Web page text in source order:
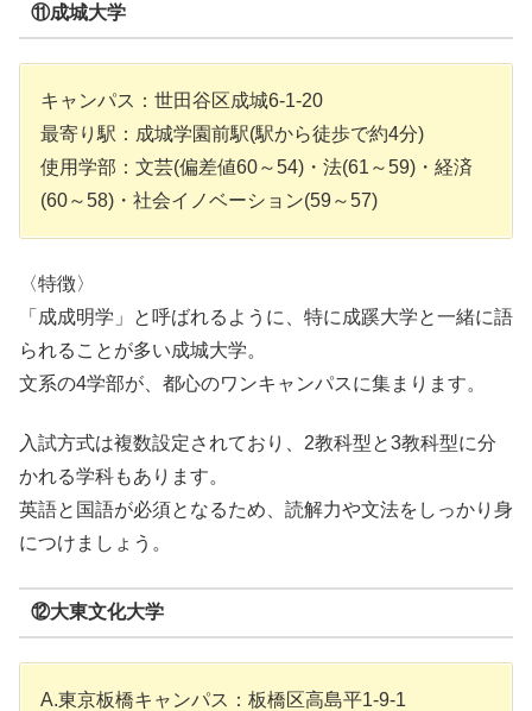
⑪成城大学
キャンパス：世田谷区成城6-1-20
最寄り駅：成城学園前駅(駅から徒歩で約4分)
使用学部：文芸(偏差値60～54)・法(61～59)・経済
(60～58)・社会イノベーション(59～57)
〈特徴〉
「成成明学」と呼ばれるように、特に成蹊大学と一緒に語
られることが多い成城大学。
文系の4学部が、都心のワンキャンパスに集まります。
入試方式は複数設定されており、2教科型と3教科型に分
かれる学科もあります。
英語と国語が必須となるため、読解力や文法をしっかり身
につけましょう。
⑫大東文化大学
A.東京板橋キャンパス：板橋区高島平1-9-1